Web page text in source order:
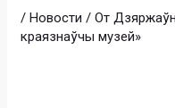
/Новости / От
краязнаўчы музей»